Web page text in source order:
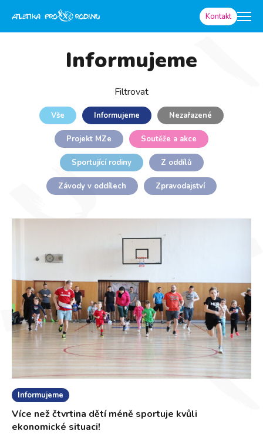
Kontakt
Informujeme
Filtrovat
Vše Informujeme Nezařazené
Projekt MZe Soutěže a akce
Sportující rodiny Z oddílů
Závody v oddílech Zpravodajství
Informujeme
Více než čtvrtina dětí méně sportuje kvůli
ekonomické situaci!